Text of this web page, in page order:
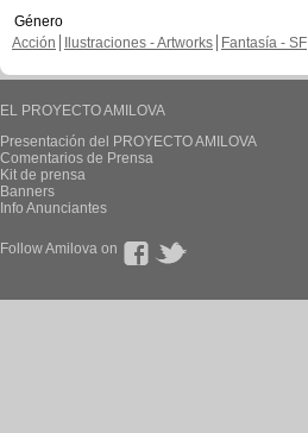
Género
Acción
Ilustraciones - Artworks Fantasía - SF
EL PROYECTO AMILOVA
Presentación del PROYECTO AMILOVA
Comentarios de Prensa
Kit de prensa
Banners
Info Anunciantes
Follow Amilova on